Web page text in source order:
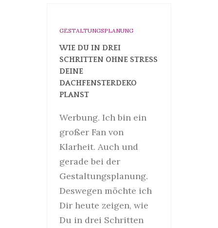
GESTALTUNGSPLANUNG
WIE DU IN DREI
SCHRITTEN OHNE STRESS
DEINE
DACHFENSTERDEKO
PLANST
Werbung. Ich bin ein
großer Fan von
Klarheit. Auch und
gerade bei der
Gestaltungsplanung.
Deswegen möchte ich
Dir heute zeigen, wie
Du in drei Schritten